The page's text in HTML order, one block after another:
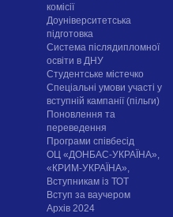
комісії
Доуніверситетська
підготовка
Система післядипломної
освіти в ДНУ
Cтудентське містечко
Спеціальні умови участі у
вступній кампанії (пільги)
Поновлення та
переведення
Програми співбесід
ОЦ «ДОНБАС-УКРАЇНА»,
«КРИМ-УКРАЇНА»,
Вступникам із ТОТ
Вступ за ваучером
Архів 2024